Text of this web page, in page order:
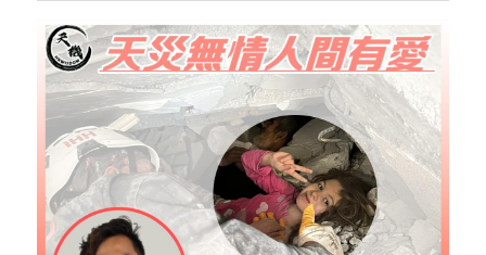
宏福火災正視聽
記錄．宏福苑火災
國際
娛樂
反華推手你要知
反華推手懶人包
民主派騙案十式
KOL 專欄
林淑芳專欄
絕密法庭檔案